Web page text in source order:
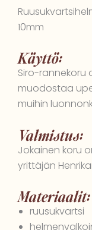
10mm
Käyttö:
Siro-rannekoru
muodostaa
muihin
Valmistus:
Jokainen koru
yrittäjän
Materiaalit:
ruusukvartsi